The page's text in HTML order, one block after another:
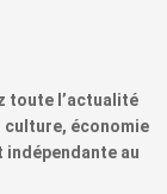
toute l’actualité
culture, économie
indépendante au